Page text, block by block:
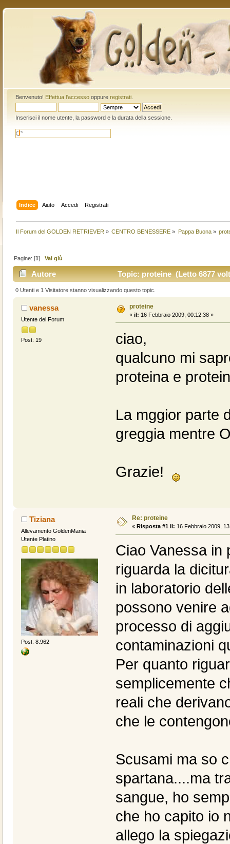
Benvenuto! Effettua l'accessooppure registrati.
Inserisci il nome utente, la password e la durata della sessione.
Indice Aiuto Accedi Registrati
Il Forum del GOLDEN RETRIEVER » CENTRO BENESSERE » Pappa Buona»
Pagine: [1]Vai giù
Autore Topic: proteine (Letto 6877
0 Utenti e 1 Visitatore stanno visualizzando questo topic.
vanessa
Utente del Forum
Post: 19
proteine
« il: 16 Febbraio 2009, 00:12:38 »
ciao,
qualcuno mi
proteina e
La mggior parte
greggia mentre
Grazie!
Tiziana
Allevamento GoldenMania
Utente Platino
Post: 8.962
Re: proteine
« Risposta #1 il: 16 Febbraio 2009,
Ciao Vanessa in
riguarda la
in laboratorio
possono venire
processo di
contaminazioni
Per quanto
semplicemente
reali che
che le
Scusami ma so
spartana....ma
sangue, ho
che ho capito io
allego la